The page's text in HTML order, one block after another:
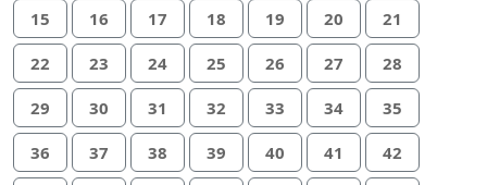
15 16 17 18 19 20 21
22 23 24 25 26 27 28
29 30 31 32 33 34 35
36 37 38 39 40 41 42